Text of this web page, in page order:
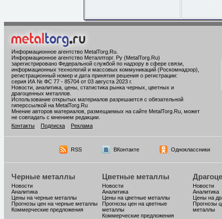
Информационное агентство MetalTorg.Ru
Информационное агентство Металлторг. Ру (MetalTorg.Ru)
зарегистрировано Федеральной службой по надзору в сфере связи,
информационных технологий и массовых коммуникаций (Роскомнадзор),
регистрационный номер и дата принятия решения о регистрации:
серия ИА № ФС 77 - 85704 от 03 августа 2023 г.
Новости, аналитика, цены, статистика рынка черных, цветных и
драгоценных металлов.
Использование открытых материалов разрешается с обязательной
гиперссылкой на MetalTorg.Ru
Мнение авторов материалов, размещаемых на сайте MetalTorg.Ru, может
не совпадать с мнением редакции.
Контакты
Подписка Реклама
RSS ВКонтакте Одноклассники
Черные металлы
Новости
Аналитика
Цены на черные металлы
Прогнозы цен на черные металлы
Коммерческие предложения
Цветные металлы
Новости
Аналитика
Цены на цветные металлы
Прогнозы цен на цветные
металлы
Коммерческие предложения
Новости
Аналитика
Цены на
Прогнозы
металлы